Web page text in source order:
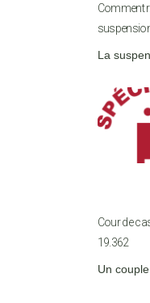
Comment
La
Cour de
19.362
Un